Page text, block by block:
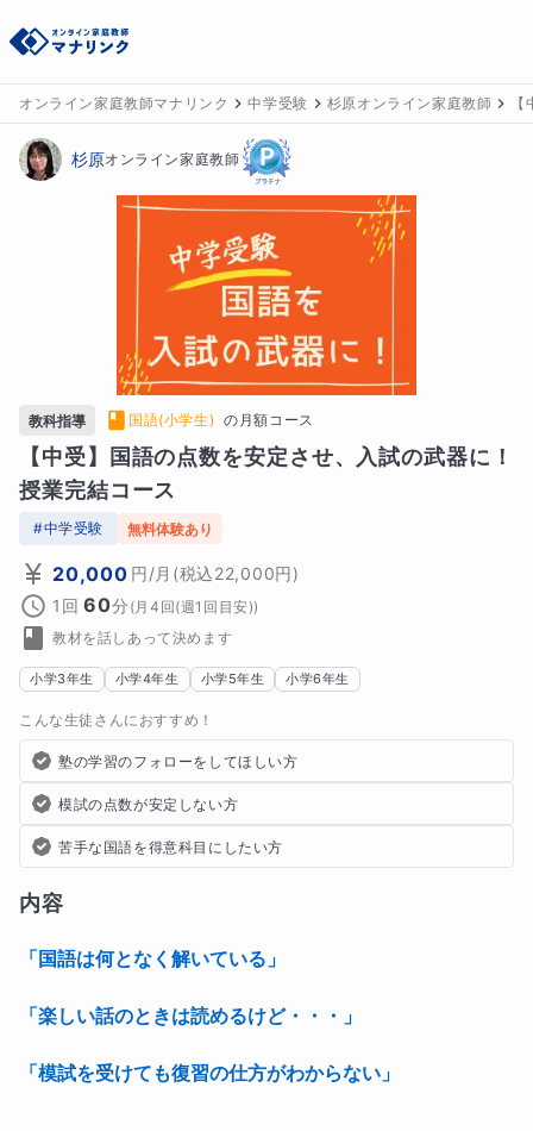
オンライン家庭教師マナリンク 中学受験 杉原オンライン家庭教師
杉原オンライン家庭教師
教科指導 国語(小学生) の 月額コース
【中受】国語の点数を安定させ、入試の武器に！
授業完結コース
#中学受験 無料体験あり
20,000 円/月 (税込22,000円)
1回 60分 (月4回(週1回目安))
教材を話しあって決めます
小学3年生 小学4年生 小学5年生 小学6年生
こんな生徒さんにおすすめ！
塾の学習のフォローをしてほしい方
模試の点数が安定しない方
苦手な国語を得意科目にしたい方
内容
「国語は何となく解いている」
「楽しい話のときは読めるけど・・・」
「模試を受けても復習の仕方がわからない」